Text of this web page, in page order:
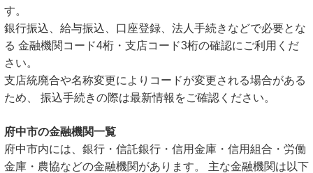
す。
銀行振込、給与振込、口座登録、法人手続きなどで必要とな
る 金融機関コード4桁・支店コード3桁の確認にご利用くだ
さい。
支店統廃合や名称変更によりコードが変更される場合がある
ため、 振込手続きの際は最新情報をご確認ください。
府中市の金融機関一覧
府中市内には、銀行・信託銀行・信用金庫・信用組合・労働
金庫・農協などの金融機関があります。 主な金融機関は以下